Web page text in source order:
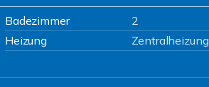
Badezimmer
2
Heizung
Zentralheizung